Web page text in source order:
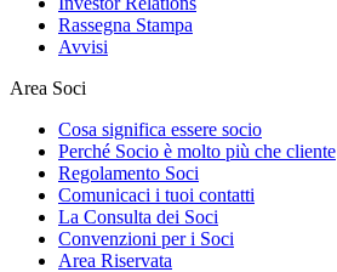
Rassegna Stampa
Avvisi
Area Soci
Cosa significa essere socio
Perché Socio è molto più che cliente
Regolamento Soci
Comunicaci i tuoi contatti
La Consulta dei Soci
Convenzioni per i Soci
Area Riservata